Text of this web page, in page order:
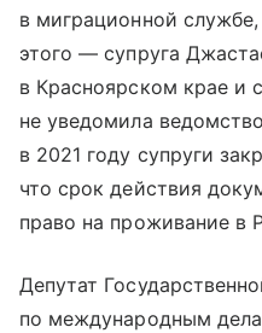
в миграционной
этого — супруга
в Красноярском крае и
не уведомила
в 2021 году супруги
что срок действия
право на проживание в
Депутат
по международным